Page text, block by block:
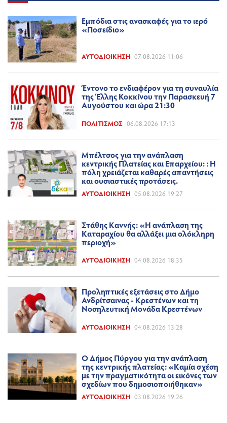
Εμπόδια στις ανασκαφές για το ιερό
«Ποσείδιο»
ΑΥΤΟΔΙΟΊΚΗΣΗ 07.08.2026 11:06
Έντονο το ενδιαφέρον για τη συναυλία
της Έλλης Κοκκίνου την Παρασκευή 7
Αυγούστου και ώρα 21:30
ΠΟΛΙΤΙΣΜΌΣ 06.08.2026 17:13
Μπέλτσος για την ανάπλαση
κεντρικής Πλατείας και Επαρχείου: : Η
πόλη χρειάζεται καθαρές απαντήσεις
και ουσιαστικές προτάσεις.
ΑΥΤΟΔΙΟΊΚΗΣΗ 05.08.2026 19:27
Στάθης Καννής: «Η ανάπλαση της
Καταραχίου θα αλλάξει μια ολόκληρη
περιοχή»
ΑΥΤΟΔΙΟΊΚΗΣΗ 04.08.2026 18:35
Προληπτικές εξετάσεις στο Δήμο
Ανδρίτσαινας - Κρεστένων και τη
Νοσηλευτική Μονάδα Κρεστένων
ΑΥΤΟΔΙΟΊΚΗΣΗ 04.08.2026 13:28
Ο Δήμος Πύργου για την ανάπλαση
της κεντρικής πλατείας: «Καμία σχέση
με την πραγματικότητα οι εικόνες των
σχεδίων που δημοσιοποιήθηκαν»
ΑΥΤΟΔΙΟΊΚΗΣΗ 03.08.2026 19:26